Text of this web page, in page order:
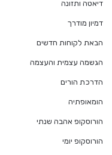
דיאטה ותזונה
דמיון מודרך
הבאת לקוחות חדשים
הגשמה עצמית והעצמה
הדרכת הורים
הומאופתיה
הורוסקופ אהבה שנתי
הורוסקופ יומי